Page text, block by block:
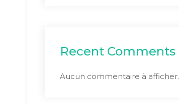
Recent Comments
Aucun commentaire à afficher.